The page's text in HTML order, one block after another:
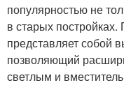
популярностью не
в старых
представляет собой
позволяющий
светлым и